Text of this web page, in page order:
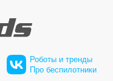
Роботы и тренды
Про беспилотники